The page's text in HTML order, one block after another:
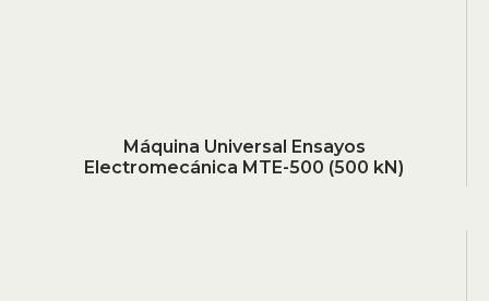
Máquina Universal Ensayos
Electromecánica MTE-500 (500 kN)